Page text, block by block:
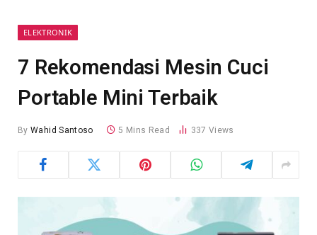
ELEKTRONIK
7 Rekomendasi Mesin Cuci
Portable Mini Terbaik
By Wahid Santoso 5 Mins Read 337 Views